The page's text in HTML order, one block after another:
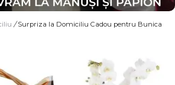
/ Surpriza la Domiciliu Cadou pentru Bunica